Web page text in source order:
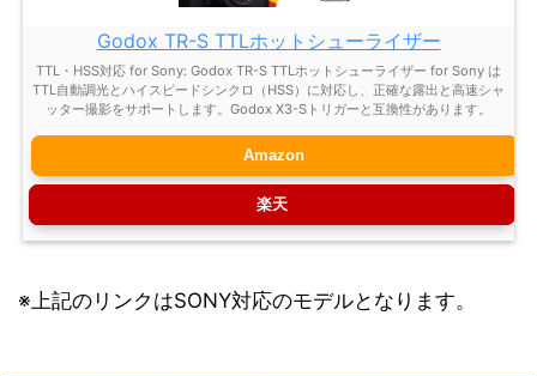
Godox TR-S TTLホットシューライザー
TTL・HSS対応 for Sony: Godox TR-S TTLホットシューライザー for Sony は
TTL自動調光とハイスピードシンクロ（HSS）に対応し、正確な露出と高速シャ
ッター撮影をサポートします。Godox X3-Sトリガーと互換性があります。
Amazon
楽天
※上記のリンクはSONY対応のモデルとなります。